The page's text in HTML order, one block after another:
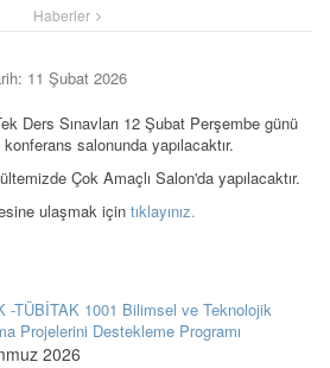
Haberler
11 Şubat 2026
Ders Sınavları 12 Şubat Perşembe günü
salonunda yapılacaktır.
Çok Amaçlı Salon'da yapılacaktır.
ulaşmak için tıklayınız.
-TÜBİTAK 1001 Bilimsel ve Teknolojik
Projelerini Destekleme Programı
2026